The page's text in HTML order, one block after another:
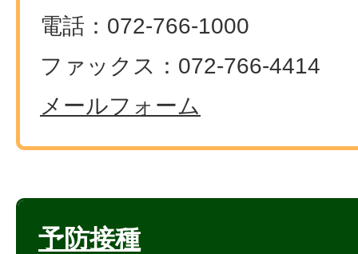
電話：072-766-1000
ファックス：072-766-4414
メールフォーム
予防接種